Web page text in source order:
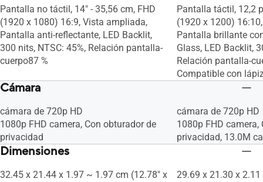
Pantalla no táctil, 14" - 35,56 cm, FHD
(1920 x 1080) 16:9, Vista ampliada,
Pantalla anti-reflectante, LED Backlit,
300 nits, NTSC: 45%, Relación pantalla-
cuerpo87 %
Pantalla táctil, 12,2
(1920 x 1200)
Pantalla brillante
Glass, LED Backlit,
Relación pantalla-
Compatible con
Cámara
cámara de 720p HD
1080p FHD camera, Con obturador de
privacidad
cámara de 720p HD
1080p FHD camera,
privacidad, 13.0M
Dimensiones
32.45 x 21.44 x 1.97 ~ 1.97 cm (12.78" x 29.69 x 21.30 x